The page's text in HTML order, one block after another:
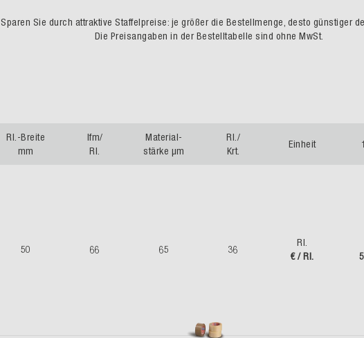
Sparen Sie durch attraktive Staffelpreise: je größer die Bestellmenge, desto günstiger
Die Preisangaben in der Bestelltabelle sind ohne MwSt.
Rl.-Breite
mm
lfm/
Rl.
Material-
stärke µm
Rl./
Krt.
Einheit
50 66 65 36
Rl.
€ / Rl.